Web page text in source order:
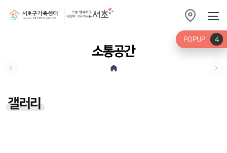
소통공간
갤러리
POPUP 4